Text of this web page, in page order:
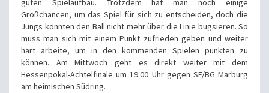
guten Spielaufbau. Trotzdem hat man noch einige
Großchancen, um das Spiel für sich zu entscheiden, doch die
Jungs konnten den Ball nicht mehr über die Linie bugsieren. So
muss man sich mit einem Punkt zufrieden geben und weiter
hart arbeite, um in den kommenden Spielen punkten zu
können. Am Mittwoch geht es direkt weiter mit dem
Hessenpokal-Achtelfinale um 19:00 Uhr gegen SF/BG Marburg
am heimischen Südring.